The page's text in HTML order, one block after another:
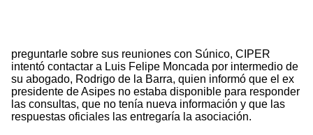
preguntarle sobre sus reuniones con Súnico, CIPER
intentó contactar a Luis Felipe Moncada por intermedio de
su abogado, Rodrigo de la Barra, quien informó que el ex
presidente de Asipes no estaba disponible para responder
las consultas, que no tenía nueva información y que las
respuestas oficiales las entregaría la asociación.